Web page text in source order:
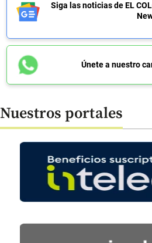
Siga las noticias de EL
Únete a nuestro
Nuestros portales